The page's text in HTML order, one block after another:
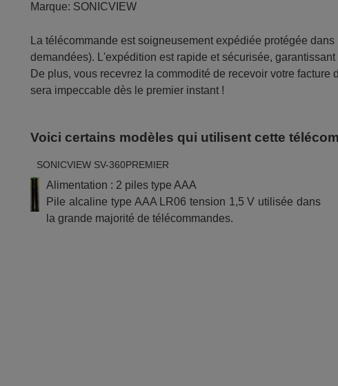
Marque: SONICVIEW
La télécommande est soigneusement expédiée protégée
demandées). L'expédition est rapide et sécurisée,
De plus, vous recevrez la commodité de recevoir votre
sera impeccable dès le premier instant !
Voici certains modèles qui utilisent cette
SONICVIEW SV-360PREMIER
Alimentation : 2 piles type AAA
Pile alcaline type AAA LR06 tension 1,5 V utilisée dans
la grande majorité de télécommandes.